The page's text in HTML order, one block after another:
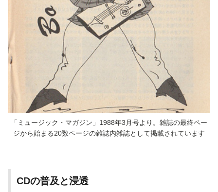
「ミュージック・マガジン」1988年3月号より。雑誌の最終ペー
ジから始まる20数ページの雑誌内雑誌として掲載されています
CDの普及と浸透